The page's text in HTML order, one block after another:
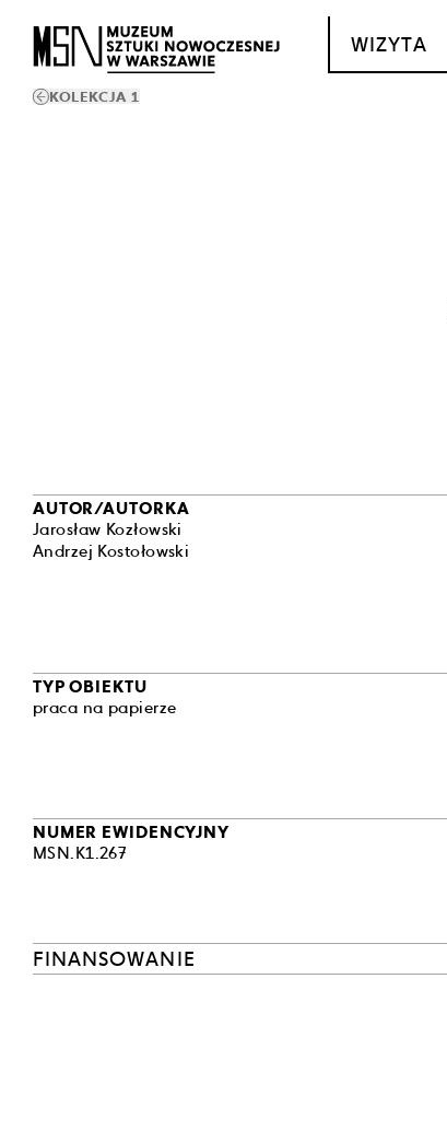
WIZYTA
KOLEKCJA 1
AUTOR/AUTORKA
Jarosław Kozłowski
Andrzej Kostołowski
TYP OBIEKTU
praca na papierze
NUMER EWIDENCYJNY
MSN.K1.267
FINANSOWANIE